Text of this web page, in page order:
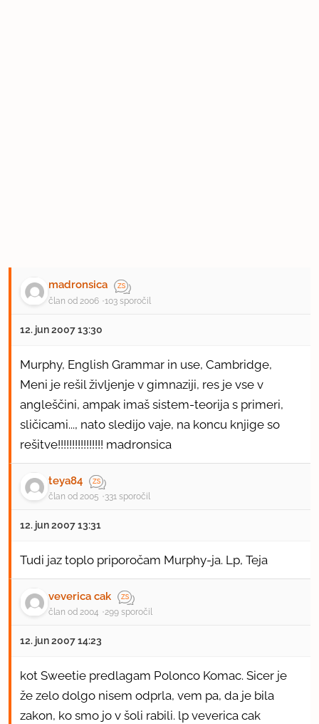
madronsica
član od 2006 103 sporočil
12. jun 2007 13:30
Murphy, English Grammar in use, Cambridge,
Meni je rešil življenje v gimnaziji, res je vse v
angleščini, ampak imaš sistem-teorija s primeri,
sličicami..., nato sledijo vaje, na koncu knjige so
rešitve!!!!!!!!!!!!!!!! madronsica
teya84
član od 2005 331 sporočil
12. jun 2007 13:31
Tudi jaz toplo priporočam Murphy-ja. Lp, Teja
veverica cak
član od 2004 299 sporočil
12. jun 2007 14:23
kot Sweetie predlagam Polonco Komac. Sicer je
že zelo dolgo nisem odprla, vem pa, da je bila
zakon, ko smo jo v šoli rabili. lp veverica cak